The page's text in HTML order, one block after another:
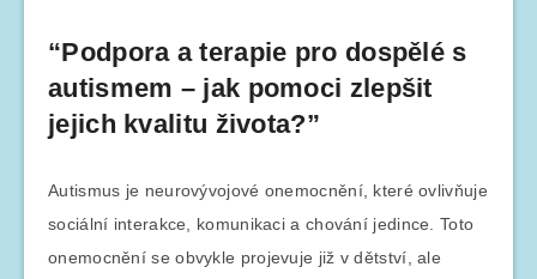
“Podpora a terapie pro dospělé s
autismem – jak pomoci zlepšit
jejich kvalitu života?”
Autismus je neurovývojové onemocnění, které ovlivňuje
sociální interakce, komunikaci a chování jedince. Toto
onemocnění se obvykle projevuje již v dětství, ale